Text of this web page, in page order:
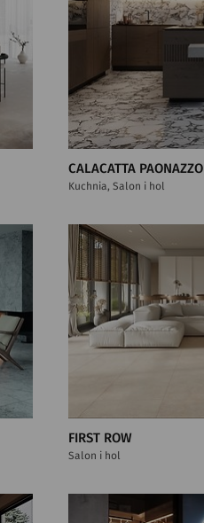
CALACATTA PAONAZZO
Kuchnia, Salon i hol
FIRST ROW
Salon i hol